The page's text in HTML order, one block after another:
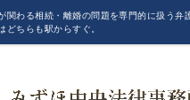
関わる相続・離婚の問題を専門的に扱う
ちらも駅からすぐ。